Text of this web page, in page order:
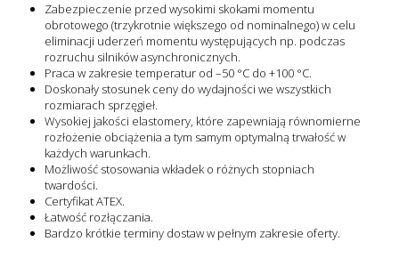
Zabezpieczenie przed wysokimi skokami momentu
obrotowego (trzykrotnie większego od nominalnego) w celu
eliminacji uderzeń momentu występujących np. podczas
rozruchu silników asynchronicznych.
Praca w zakresie temperatur od –50 °C do +100 °C.
Doskonały stosunek ceny do wydajności we wszystkich
rozmiarach sprzęgieł.
Wysokiej jakości elastomery, które zapewniają równomierne
rozłożenie obciążenia a tym samym optymalną trwałość w
każdych warunkach.
Możliwość stosowania wkładek o różnych stopniach
twardości.
Certyfikat ATEX.
Łatwość rozłączania.
Bardzo krótkie terminy dostaw w pełnym zakresie oferty.